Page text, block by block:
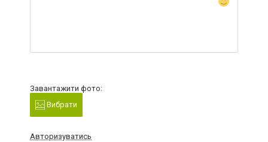
Завантажити фото:
Вибрати
Авторизуватись